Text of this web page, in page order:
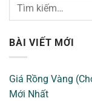
BÀI VIẾT MỚI
Giá Rồng Vàng
Mới Nhất